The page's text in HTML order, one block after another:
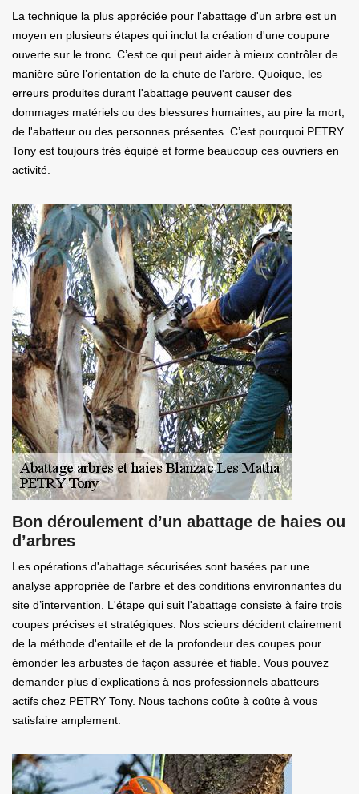
La technique la plus appréciée pour l'abattage d'un arbre est un
moyen en plusieurs étapes qui inclut la création d'une coupure
ouverte sur le tronc. C’est ce qui peut aider à mieux contrôler de
manière sûre l’orientation de la chute de l'arbre. Quoique, les
erreurs produites durant l'abattage peuvent causer des
dommages matériels ou des blessures humaines, au pire la mort,
de l'abatteur ou des personnes présentes. C’est pourquoi PETRY
Tony est toujours très équipé et forme beaucoup ces ouvriers en
activité.
Bon déroulement d’un abattage de haies ou
d’arbres
Les opérations d'abattage sécurisées sont basées par une
analyse appropriée de l'arbre et des conditions environnantes du
site d’intervention. L'étape qui suit l'abattage consiste à faire trois
coupes précises et stratégiques. Nos scieurs décident clairement
de la méthode d'entaille et de la profondeur des coupes pour
émonder les arbustes de façon assurée et fiable. Vous pouvez
demander plus d’explications à nos professionnels abatteurs
actifs chez PETRY Tony. Nous tachons coûte à coûte à vous
satisfaire amplement.